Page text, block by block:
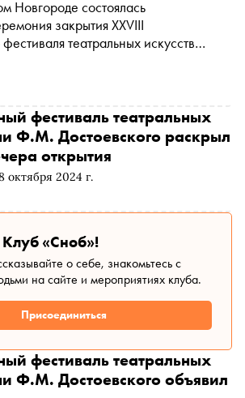
Новгороде состоялась
закрытия XXVIII
театральных искусств
октября 2024 г.
фестиваль театральных
Ф.М. Достоевского раскрыл
открытия
Клуб «Сноб»!
о себе, знакомьтесь с
на сайте и мероприятиях клуба.
Присоединиться
фестиваль театральных
Ф.М. Достоевского объявил